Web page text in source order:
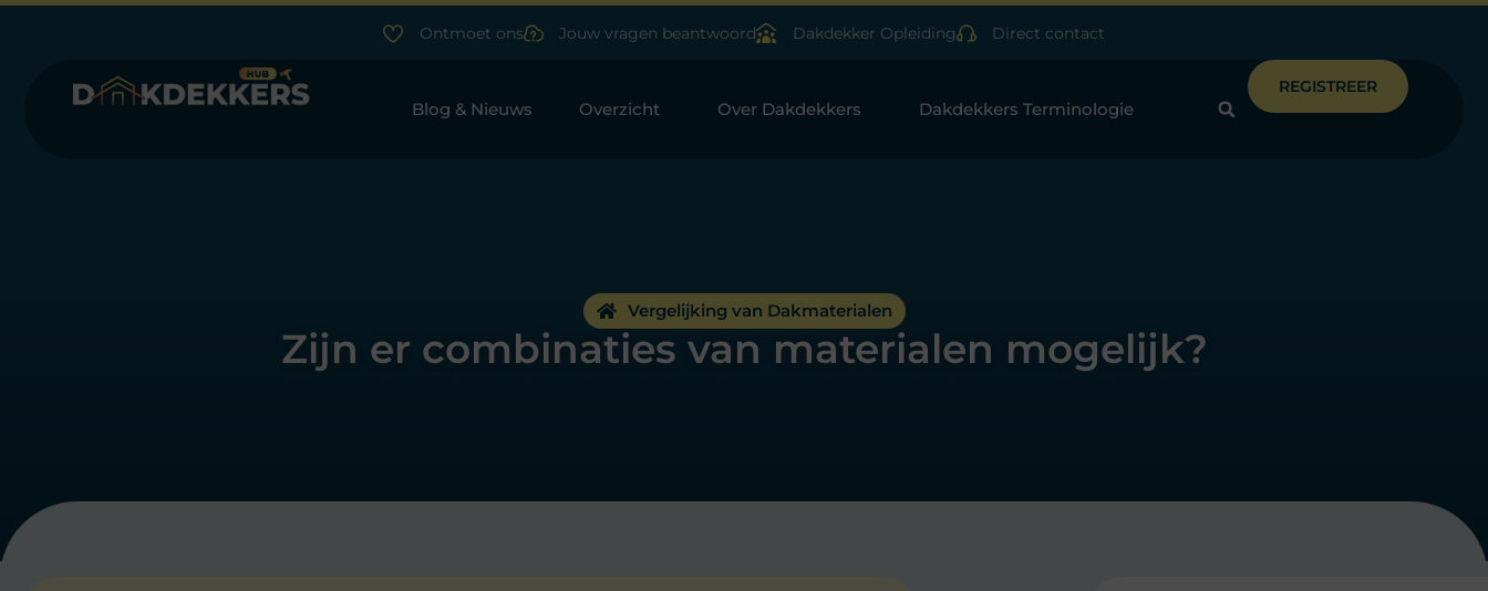
Ontmoet ons Jouw vragen beantwoord Dakdekker Opleiding Direct contact
Blog & Nieuws Overzicht Over Dakdekkers Dakdekkers Terminologie
REGISTREER
Vergelijking van Dakmaterialen
Zijn er combinaties van materialen mogelijk?